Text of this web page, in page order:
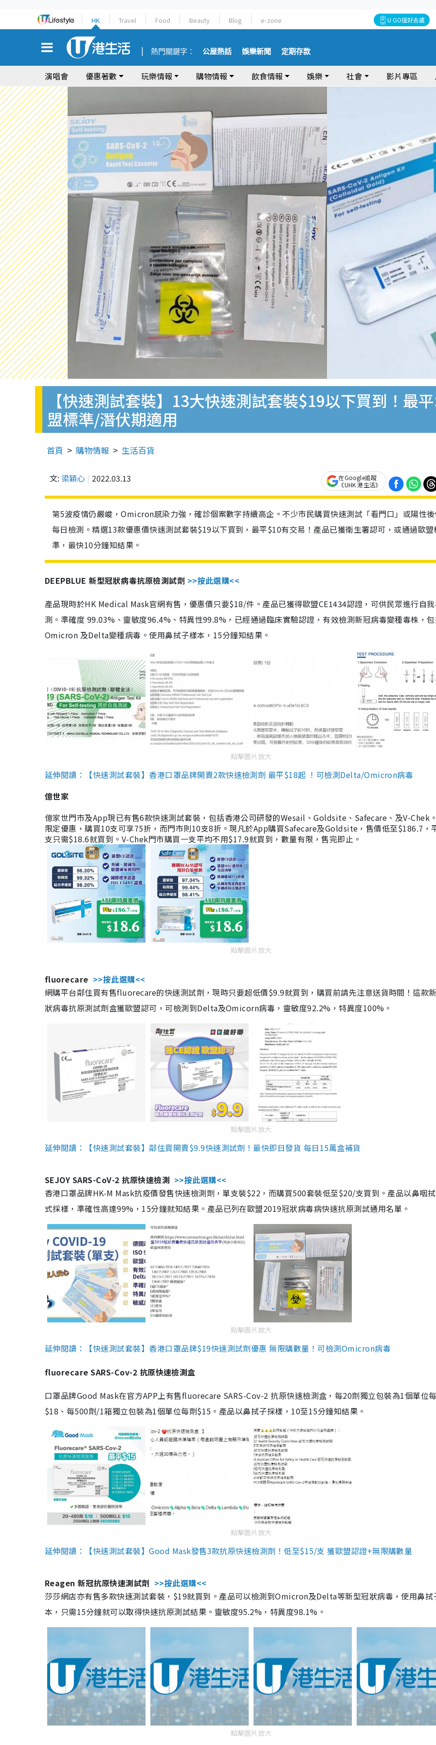
HK Travel Food Beauty Blog e-zone U GO搵好去處
熱門關鍵字： 公屋熱話 娛樂新聞 定期存款
演唱會 優惠著數 玩樂情報 購物情報 飲食情報 娛樂 社會 影片專區
【快速測試套裝】13大快速測試套裝$19以下買到！最
盟標準/潛伏期適用
首頁 購物情報 生活百貨
文: 梁穎心 2022.03.13
在Google追蹤
《UHK 港生活》
第5波疫情仍嚴峻，Omicron感染力強，確診個案數字持續高企。不少市民購買快速測試「看門口」或陽性
每日檢測。精選13款優惠價快速測試套裝$19以下買到，最平$10有交易！產品已獲衛生署認可，或通過歐盟
準，最快10分鐘知結果。
DEEPBLUE 新型冠狀病毒抗原檢測試劑 >>按此選購<<
產品現時於HK Medical Mask官網有售，優惠價只要$18/件。產品已獲得歐盟CE1434認證，可供民眾進行自
測。準確度 99.03%、靈敏度96.4%、特異性99.8%，已經通過臨床實驗認證，有效檢測新冠病毒變種毒株，
Omicron 及Delta變種病毒。使用鼻拭子樣本，15分鐘知結果。
點擊圖片放大
延伸閱讀：【快速測試套裝】香港口罩品牌開賣2款快速檢測劑 最平$18起 ！可檢測Delta/Omicron病毒
億世家
億家世門市及App現已有售6款快速測試套裝，包括香港公司研發的Wesail、Goldsite、Safecare、及V-Chek
限定優惠，購買10支可享75折，而門市則10支8折。現凡於App購買Safecare及Goldsite，售價低至$186.7，
支只需$18.6就買到。V-Chek門市購買一支平均不用$17.9就買到，數量有限，售完即止。
點擊圖片放大
fluorecare >>按此選購<<
網購平台鄰住買有售fluorecare的快速測試劑，現時只要超低價$9.9就買到，購買前請先注意送貨時間！這款
狀病毒抗原測試劑盒獲歐盟認可，可檢測到Delta及Omicorn病毒，靈敏度92.2%，特異度100%。
點擊圖片放大
延伸閱讀：【快速測試套裝】鄰住買開賣$9.9快速測試劑！最快即日發貨 每日15萬盒補貨
SEJOY SARS-CoV-2 抗原快速檢測 >>按此選購<<
香港口罩品牌HK-M Mask抗疫價發售快速檢測劑，單支裝$22，而購買500套裝低至$20/支買到。產品以鼻咽
式採樣，準確性高達99%，15分鐘就知結果。產品已列在歐盟2019冠狀病毒病快速抗原測試通用名單。
點擊圖片放大
延伸閱讀：【快速測試套裝】香港口罩品牌$19快速測試劑優惠 無限購數量！可檢測Omicron病毒
fluorecare SARS-Cov-2 抗原快速檢測盒
口罩品牌Good Mask在官方APP上有售fluorecare SARS-Cov-2 抗原快速檢測盒，每20劑獨立包裝為1個單位
$18、每500劑/1箱獨立包裝為1個單位每劑$15。產品以鼻拭子採樣，10至15分鐘知結果。
點擊圖片放大
延伸閱讀：【快速測試套裝】Good Mask發售3款抗原快速檢測劑！低至$15/支 獲歐盟認證+無限購數量
Reagen 新冠抗原快速測試劑 >>按此選購<<
莎莎網店亦有售多款快速測試套裝，$19就買到。產品可以檢測到Omicron及Delta等新型冠狀病毒，使用鼻拭
本，只需15分鐘就可以取得快速抗原測試結果。靈敏度95.2%，特異度98.1%。
點擊圖片放大